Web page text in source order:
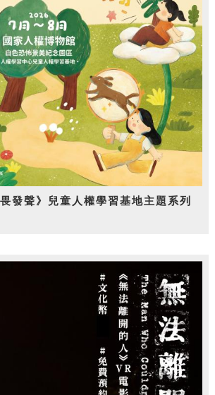
發聲》兒童人權學習基地主題系列